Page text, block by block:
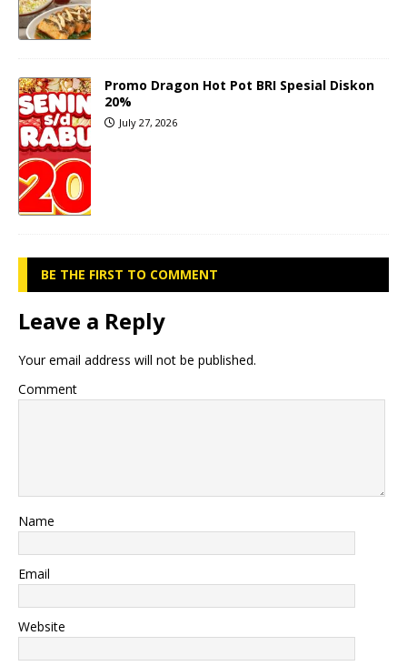
Promo Dragon Hot Pot BRI Spesial Diskon
20%
July 27, 2026
BE THE FIRST TO COMMENT
Leave a Reply
Your email address will not be published.
Comment
Name
Email
Website